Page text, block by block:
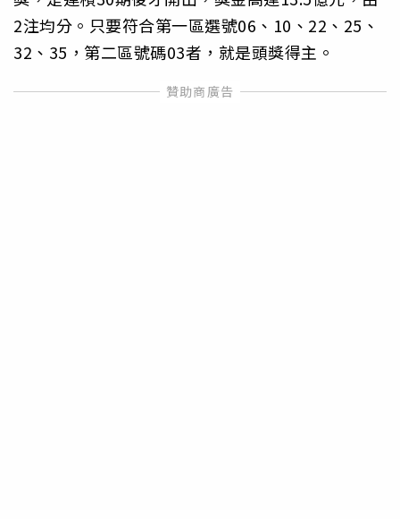
2注均分。只要符合第一區選號06、10、22、25、
32、35，第二區號碼03者，就是頭獎得主。